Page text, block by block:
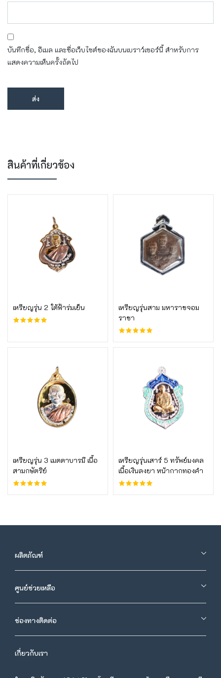
บันทึกชื่อ, อีเมล และชื่อเว็บไซต์ของฉันบนเบราว์เซอร์นี้ สำหรับการ
แสดงความเห็นครั้งถัดไป
สินค้าที่เกี่ยวข้อง
เหรียญรุ่น 2 ใต้ฟ้าร่มเย็น
บูชาเลย
เหรียญรุ่นสาม มหาราชจอม
ราชา
บูชาเลย
เหรียญรุ่น 3 เมตตาบารมี เนื้อ
สามกษัตริย์
บูชาเลย
เหรียญรุ่นเสาร์ 5 ทรัพย์มงคล
เนื้อเงินลงยา หน้ากากทองคำ
บูชาเลย
ผลิตภัณฑ์
ศูนย์ช่วยเหลือ
ช่องทางติดต่อ
เกี่ยวกับเรา